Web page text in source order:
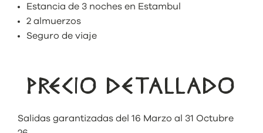
Estancia de 3 noches en Estambul
2 almuerzos
Seguro de viaje
PRECIO DETALLADO
Salidas garantizadas del 16 Marzo al 31 Octubre